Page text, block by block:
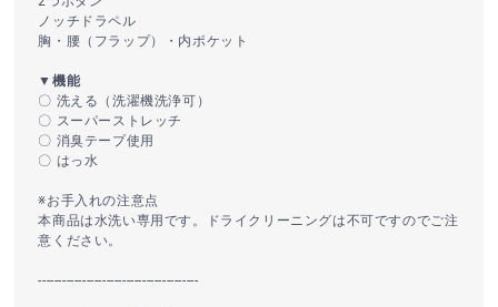
ノッチドラペル
胸・腰（フラップ）・内ポケット
▼機能
〇 洗える（洗濯機洗浄可）
〇 スーパーストレッチ
〇 消臭テープ使用
〇 はっ水
※お手入れの注意点
本商品は水洗い専用です。ドライクリーニングは不可ですのでご注
意ください。
----------------------------------------